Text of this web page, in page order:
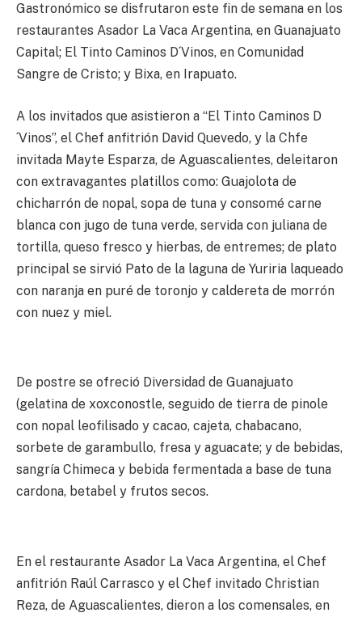
Gastronómico se disfrutaron este fin de semana en los
restaurantes Asador La Vaca Argentina, en Guanajuato
Capital; El Tinto Caminos D´Vinos, en Comunidad
Sangre de Cristo; y Bixa, en Irapuato.
A los invitados que asistieron a “El Tinto Caminos D
´Vinos”, el Chef anfitrión David Quevedo, y la Chfe
invitada Mayte Esparza, de Aguascalientes, deleitaron
con extravagantes platillos como: Guajolota de
chicharrón de nopal, sopa de tuna y consomé carne
blanca con jugo de tuna verde, servida con juliana de
tortilla, queso fresco y hierbas, de entremes; de plato
principal se sirvió Pato de la laguna de Yuriria laqueado
con naranja en puré de toronjo y caldereta de morrón
con nuez y miel.
De postre se ofreció Diversidad de Guanajuato
(gelatina de xoxconostle, seguido de tierra de pinole
con nopal leofilisado y cacao, cajeta, chabacano,
sorbete de garambullo, fresa y aguacate; y de bebidas,
sangría Chimeca y bebida fermentada a base de tuna
cardona, betabel y frutos secos.
En el restaurante Asador La Vaca Argentina, el Chef
anfitrión Raúl Carrasco y el Chef invitado Christian
Reza, de Aguascalientes, dieron a los comensales, en